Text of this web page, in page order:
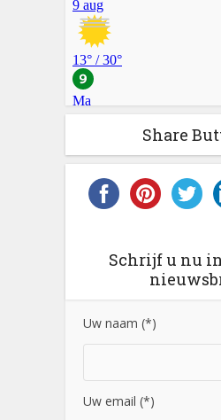
Share
Schrijf u nu
Uw naam (*)
Uw email (*)